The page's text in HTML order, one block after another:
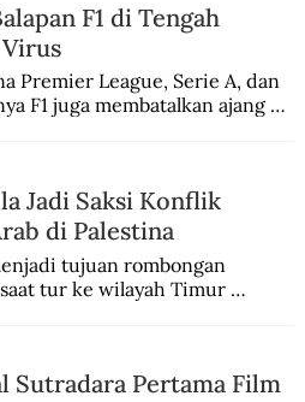
F1 di Tengah
Premier League, Serie A, dan
F1 juga membatalkan ajang
lampau.
Jadi Saksi Konflik
di Palestina
tujuan rombongan
tur ke wilayah Timur
orang Yahudi dan
Sutradara Pertama Film